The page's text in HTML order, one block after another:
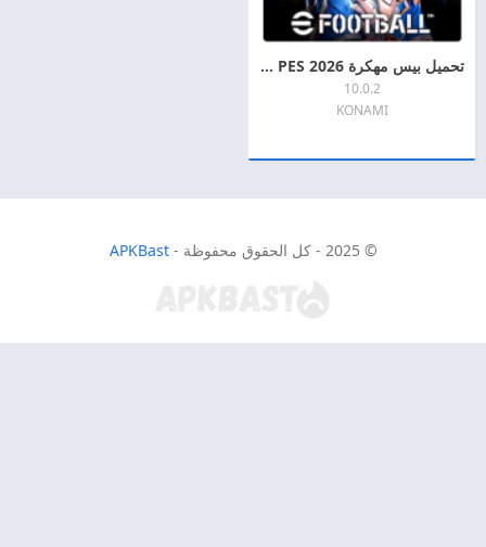
تحميل بيس مهكرة 2026 eFootball PES اخر اصدار APK + MOD للاندرويد
10.0.2
KONAMI
© 2025 - كل الحقوق محفوظة - APKBast